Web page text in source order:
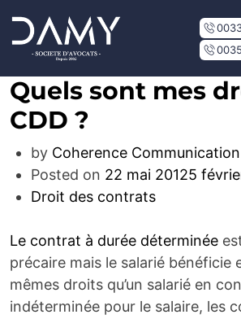
Quels sont mes
CDD ?
by Coherence Communication
Posted on 22 mai 20125
Droit des contrats
Le contrat à durée déterminée
précaire mais le salarié bénéficie
mêmes droits qu’un salarié en
indéterminée pour le salaire, les